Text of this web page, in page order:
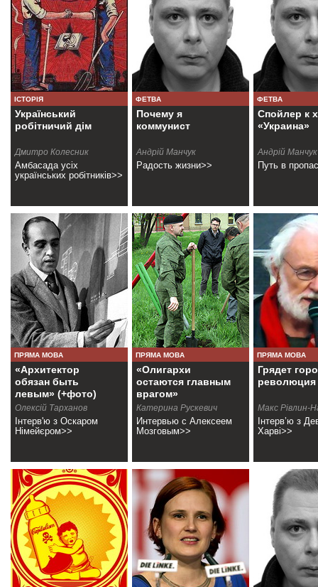
ІСТОРІЯ
Український
робітничий дім
Дмитро Колесник
Амбасада усіх
українських робітників>>
ФЕТВА
Почему я
коммунист
Андрій Манчук
Радость жизни>>
ФЕТВА
Спойлер к
«Украина»
Андрій Манчук
Путь в
ПРЯМА МОВА
«Архитектор
обязан быть
левым» (+фото)
Олексій Тарханов
Інтерв'ю з Оскаром
Німейєром>>
ПРЯМА МОВА
«Олигархи
остаются главным
врагом»
Катерина Рускевич
Интервью с Алексеем
Мозговым>>
ПРЯМА МОВА
Грядет
революция
Макс Рiвлин-
Інтерв’ю з
Харві>>